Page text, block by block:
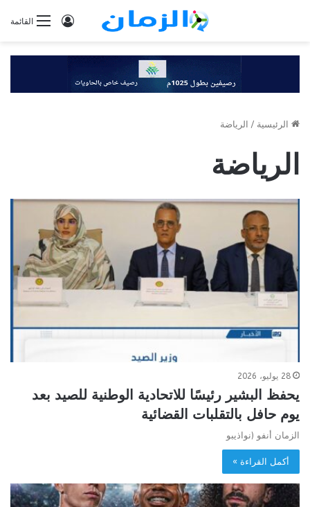
القائمةتسجيل
الرئيسية / الرياضة
الرياضة
28 يوليو، 2026
يحفظ البشير رئيسًا للاتحادية الوطنية للصيد بعد
يوم حافل بالتقلبات القضائية
الزمان أنفو (نواذيبو
أكمل القراءة »